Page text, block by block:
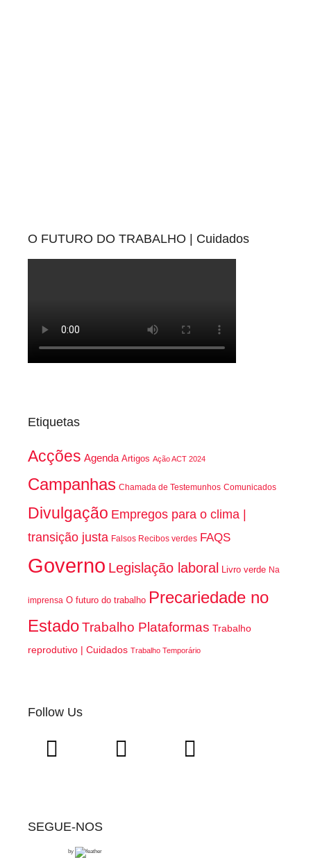
O FUTURO DO TRABALHO | Cuidados
Etiquetas
Acções Agenda Artigos Ação ACT 2024
Campanhas Chamada de Testemunhos Comunicados
Divulgação Empregos para o clima |
transição justa Falsos Recibos verdes FAQS
Governo Legislação laboral Livro verde Na
imprensa O futuro do trabalho Precariedade no
EstadoTrabalho Plataformas Trabalho
reprodutivo | Cuidados Trabalho Temporário
Follow Us
SEGUE-NOS
by